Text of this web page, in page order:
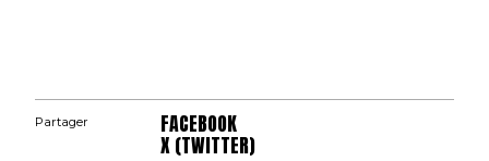
Partager FACEBOOK
X (TWITTER)